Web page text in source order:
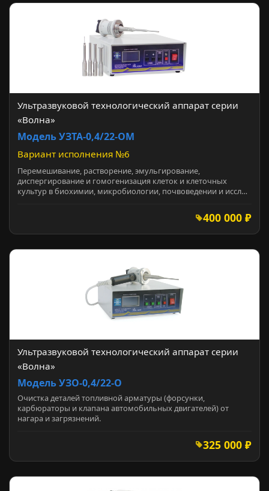
Ультразвуковой технологический аппарат серии
«Волна»
Модель УЗТА-0,4/22-ОМ
Вариант исполнения №6
Перемешивание, растворение, эмульгирование,
диспергирование и гомогенизация клеток и клеточных
культур в биохимии, микробиологии, почвоведении и иссл…
400 000 ₽
Ультразвуковой технологический аппарат серии
«Волна»
Модель УЗО-0,4/22-О
Очистка деталей топливной арматуры (форсунки,
карбюраторы и клапана автомобильных двигателей) от
нагара и загрязнений.
325 000 ₽